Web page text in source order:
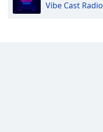
Area
Vibe Cast Radio